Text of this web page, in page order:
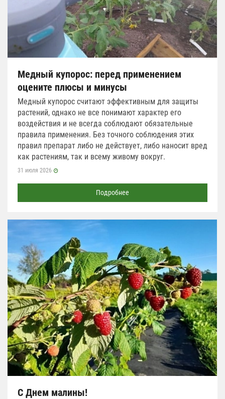
Медный купорос: перед применением
оцените плюсы и минусы
Медный купорос считают эффективным для защиты
растений, однако не все понимают характер его
воздействия и не всегда соблюдают обязательные
правила применения. Без точного соблюдения этих
правил препарат либо не действует, либо наносит вред
как растениям, так и всему живому вокруг.
31 июля 2026
Подробнее
С Днем малины!